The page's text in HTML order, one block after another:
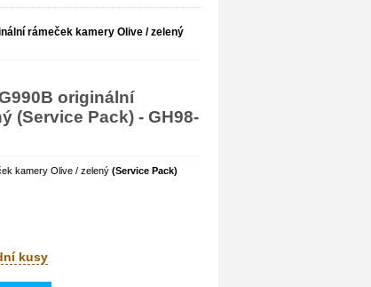
rámeček kamery Olive / zelený
originální
(Service Pack) - GH98-
kamery Olive / zelený (Service Pack)
kusy